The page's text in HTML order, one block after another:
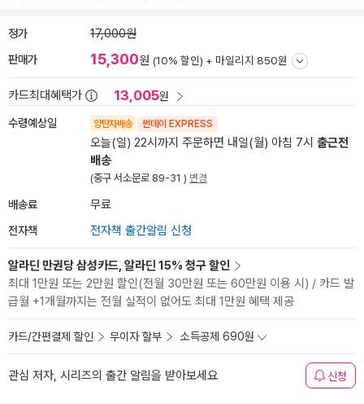
정가 17,000원
판매가 15,300원 (10% 할인) + 마일리지 850원
카드최대혜택가 13,005원
수령예상일 양탄자배송 썬데이 EXPRESS
오늘(일) 22시까지 주문하면 내일(월) 아침 7시 출근전
배송
(중구 서소문로 89-31 ) 변경
배송료 무료
전자책 전자책 출간알림 신청
알라딘 만권당 삼성카드, 알라딘 15% 청구 할인
최대 1만원 또는 2만원 할인(전월 30만원 또는 60만원 이용 시) / 카드 발
급월 +1개월까지는 전월 실적이 없어도 최대 1만원 혜택 제공
카드/간편결제 할인 무이자 할부 소득공제 690원
관심 저자, 시리즈의 출간 알림을 받아보세요 신청